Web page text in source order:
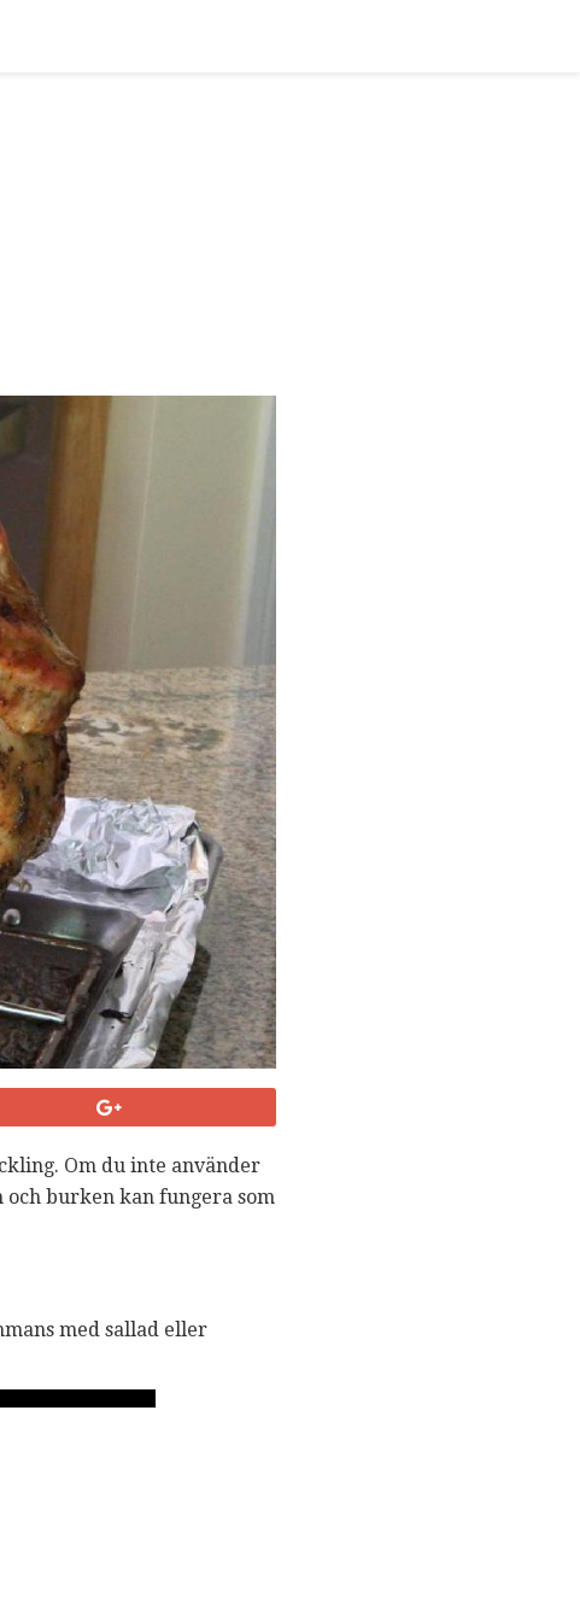
Om du inte använder
burken kan fungera som
med sallad eller